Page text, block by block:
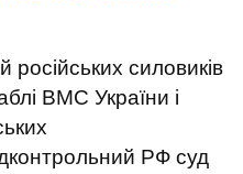
російських силовиків
ВМС України і
РФ суд